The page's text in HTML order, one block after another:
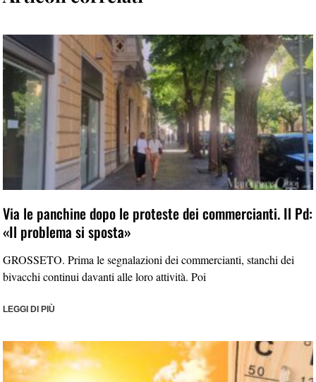
Via le panchine dopo le proteste dei commercianti. Il Pd:
«Il problema si sposta»
GROSSETO. Prima le segnalazioni dei commercianti, stanchi dei
bivacchi continui davanti alle loro attività. Poi
LEGGI DI PIÙ